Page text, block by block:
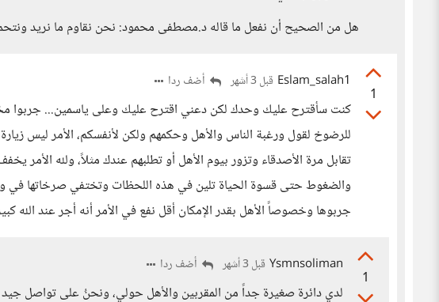
هل من الصحيح أن نفعل ما قاله د.مصطفى محمود: نحن نقاوم ما نريد
1
Eslam_salah1 قبل 3 أشهر أضف ردا
كنت سأقترح عليك وحدك لكن دعني اقترح عليك وعلى ياسمين... جربوا
للرضوخ لقول ورغبة الناس والأهل وحكمهم ولكن لأنفسكم، الأمر ليس
تقابل مرة الأصدقاء وتزور بيوم الأهل أو تطلبهم عندك مثلاً، ولله
والضغوط حتى قسوة الحياة تلين في هذه اللحظات وتختفي صرخاتها في
جربوها وخصوصاً الأهل بقدر الإمكان أقل نفع في الأمر أنه أجر عند الله
1
Ysmnsoliman قبل 3 أشهر أضف ردا
لدي دائرة صغيرة جداً من المقربين والأهل حولي، ونحنُ على تواصل جيد